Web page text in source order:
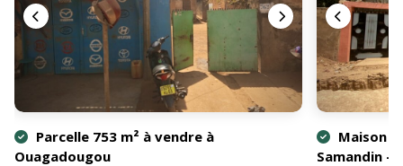
Parcelle 753 m² à vendre à
Ouagadougou
Maison
Samandin –